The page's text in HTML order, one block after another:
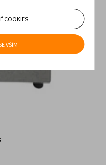
COOKIES
VŠÍM